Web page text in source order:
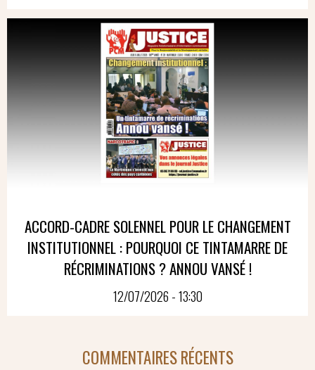
ACCORD-CADRE SOLENNEL POUR LE CHANGEMENT
INSTITUTIONNEL : POURQUOI CE TINTAMARRE DE
RÉCRIMINATIONS ? ANNOU VANSÉ !
12/07/2026 - 13:30
COMMENTAIRES RÉCENTS